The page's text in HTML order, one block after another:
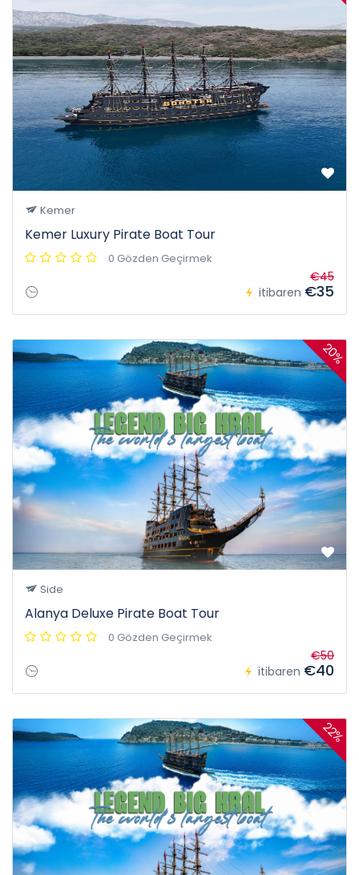
Kemer
Kemer Luxury Pirate Boat Tour
0 Gözden Geçirmek
itibaren
€45
€35
20%
Side
Alanya Deluxe Pirate Boat Tour
0 Gözden Geçirmek
itibaren
€50
€40
22%